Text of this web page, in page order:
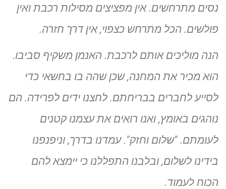
נסים מתרחשים. אין מפציצים מסילות רכבת ואין
פולשים. הכל מתרחש כצפוי, אין דרך חזרה.
הנה מוליכים אותם לרכבת. האנמן משקיף סביבו.
הוא מכיר את המחנה, שכן שהה בו בחשאי כדי
לסייע לחברים בבריחתם. לחצנו ידים לפרידה. הם
נוהגים באומץ, ואנו רואים את עצמנו קטנים
לעומתם. "שלום וחזק". עמדנו בדרך, וניפנפנו
בידינו לשלום, ובלבנו התפללנו כי יימצא להם
הכוח לעמוד.